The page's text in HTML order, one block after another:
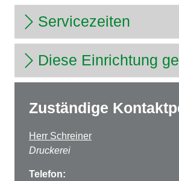
Servicezeiten
Diese Einrichtung
Zuständige
Herr Schreiner
Druckerei
Telefon: